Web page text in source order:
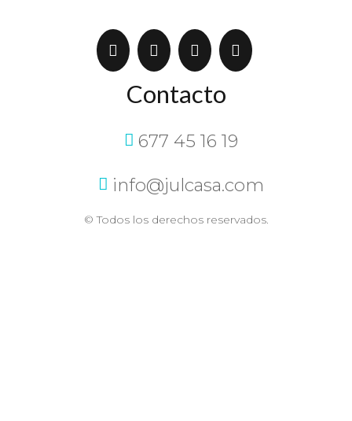
Contacto
677 45 16 19
info@julcasa.com
© Todos los derechos reservados.